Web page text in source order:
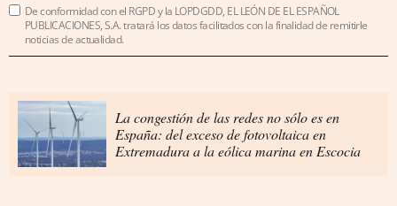
De conformidad con el RGPD y la LOPDGDD, EL LEÓN DE EL ESPAÑOL
PUBLICACIONES, S.A. tratará los datos facilitados con la finalidad de remitirle
noticias de actualidad.
La congestión de las redes no sólo es en
España: del exceso de fotovoltaica en
Extremadura a la eólica marina en Escocia